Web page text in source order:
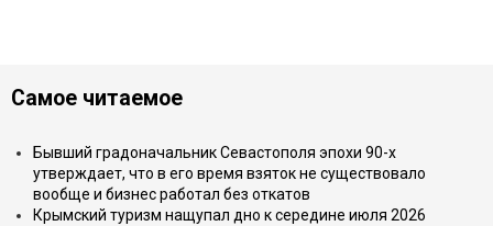
Самое читаемое
Бывший градоначальник Севастополя эпохи 90-х
утверждает, что в его время взяток не существовало
вообще и бизнес работал без откатов
Крымский туризм нащупал дно к середине июля 2026